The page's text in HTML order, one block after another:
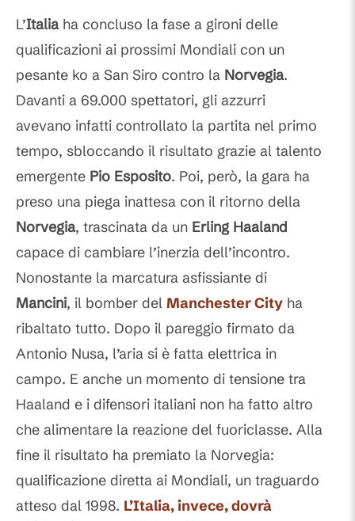
L’Italia ha concluso la fase a gironi delle
qualificazioni ai prossimi Mondiali con un
pesante ko a San Siro contro la Norvegia.
Davanti a 69.000 spettatori, gli azzurri
avevano infatti controllato la partita nel primo
tempo, sbloccando il risultato grazie al talento
emergente Pio Esposito. Poi, però, la gara ha
preso una piega inattesa con il ritorno della
Norvegia, trascinata da un Erling Haaland
capace di cambiare l’inerzia dell’incontro.
Nonostante la marcatura asfissiante di
Mancini, il bomber del Manchester City ha
ribaltato tutto. Dopo il pareggio firmato da
Antonio Nusa, l’aria si è fatta elettrica in
campo. E anche un momento di tensione tra
Haaland e i difensori italiani non ha fatto altro
che alimentare la reazione del fuoriclasse. Alla
fine il risultato ha premiato la Norvegia:
qualificazione diretta ai Mondiali, un traguardo
atteso dal 1998. L’Italia, invece, dovrà